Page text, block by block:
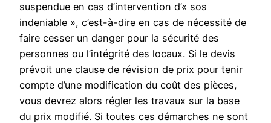
suspendue en cas d’intervention d’« sos
indeniable », c’est-à-dire en cas de nécessité de
faire cesser un danger pour la sécurité des
personnes ou l’intégrité des locaux. Si le devis
prévoit une clause de révision de prix pour tenir
compte d’une modification du coût des pièces,
vous devrez alors régler les travaux sur la base
du prix modifié. Si toutes ces démarches ne sont